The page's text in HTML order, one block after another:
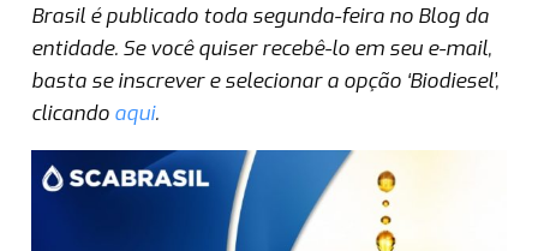
Brasil é publicado toda segunda-feira no Blog da
entidade. Se você quiser recebê-lo em seu e-mail,
basta se inscrever e selecionar a opção ‘Biodiesel’,
clicando aqui.